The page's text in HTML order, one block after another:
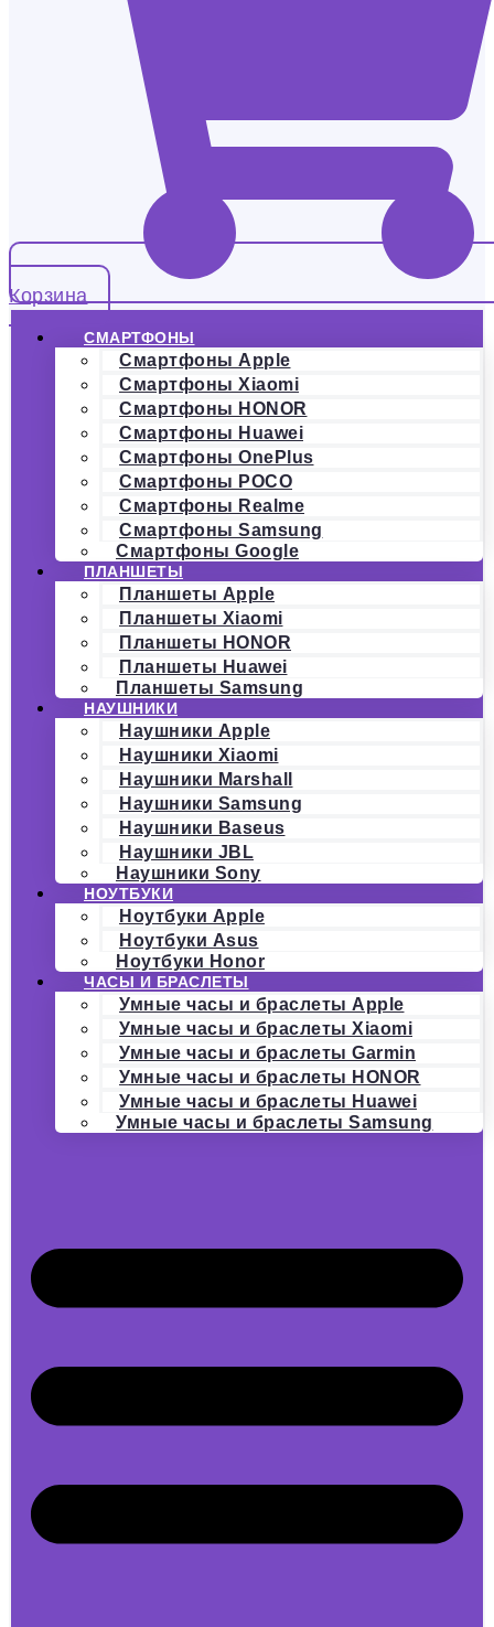
Корзина
СМАРТФОНЫ
Смартфоны Apple
Смартфоны Xiaomi
Смартфоны HONOR
Смартфоны Huawei
Смартфоны OnePlus
Смартфоны POCO
Смартфоны Realme
Смартфоны Samsung
Смартфоны Google
ПЛАНШЕТЫ
Планшеты Apple
Планшеты Xiaomi
Планшеты HONOR
Планшеты Huawei
Планшеты Samsung
НАУШНИКИ
Наушники Apple
Наушники Xiaomi
Наушники Marshall
Наушники Samsung
Наушники Baseus
Наушники JBL
Наушники Sony
НОУТБУКИ
Ноутбуки Apple
Ноутбуки Asus
Ноутбуки Honor
ЧАСЫ И БРАСЛЕТЫ
Умные часы и браслеты Apple
Умные часы и браслеты Xiaomi
Умные часы и браслеты Garmin
Умные часы и браслеты HONOR
Умные часы и браслеты Huawei
Умные часы и браслеты Samsung